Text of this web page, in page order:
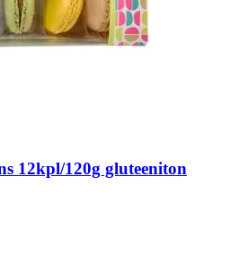
12kpl/120g gluteeniton